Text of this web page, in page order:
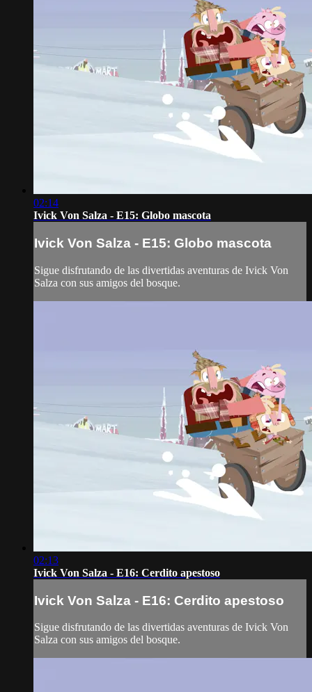
02:14
Ivick Von Salza - E15: Globo mascota
Ivick Von Salza - E15: Globo mascota
Sigue disfrutando de las divertidas aventuras de Ivick Von
Salza con sus amigos del bosque.
02:13
Ivick Von Salza - E16: Cerdito apestoso
Ivick Von Salza - E16: Cerdito apestoso
Sigue disfrutando de las divertidas aventuras de Ivick Von
Salza con sus amigos del bosque.